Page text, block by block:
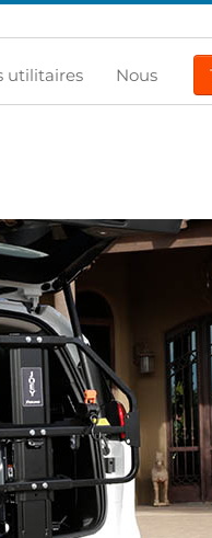
utilitaires Nous